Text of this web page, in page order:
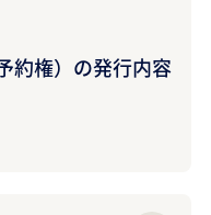
約権）の発行内容